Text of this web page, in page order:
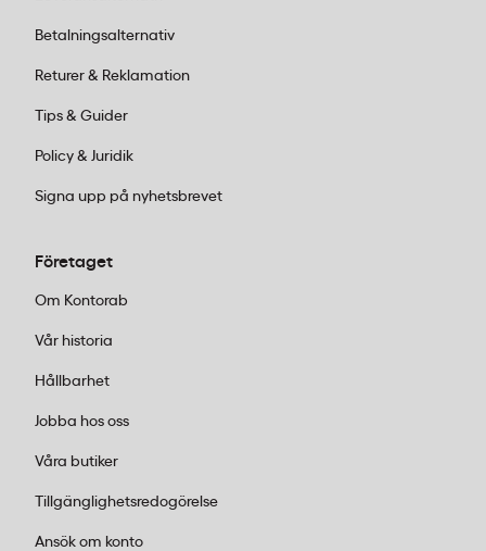
Betalningsalternativ
Returer & Reklamation
Tips & Guider
Policy & Juridik
Signa upp på nyhetsbrevet
Företaget
Om Kontorab
Vår historia
Hållbarhet
Jobba hos oss
Våra butiker
Tillgänglighetsredogörelse
Ansök om konto